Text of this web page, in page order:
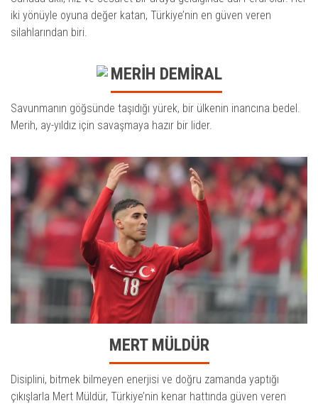
iki yönüyle oyuna değer katan, Türkiye’nin en güven veren
silahlarından biri.
MERİH DEMİRAL
Savunmanın göğsünde taşıdığı yürek, bir ülkenin inancına bedel.
Merih, ay-yıldız için savaşmaya hazır bir lider.
MERT MÜLDÜR
Disiplini, bitmek bilmeyen enerjisi ve doğru zamanda yaptığı
çıkışlarla Mert Müldür, Türkiye’nin kenar hattında güven veren